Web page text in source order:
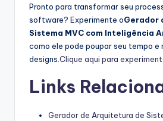
Pronto para transformar seu
software? Experimente oGerador
Sistema MVC com Inteligência
como ele pode poupar seu tempo e
designs. Clique aqui para
Links
Gerador de Arquitetura de